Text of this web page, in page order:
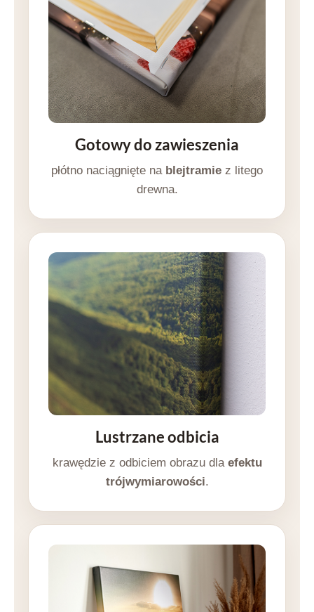
Gotowy do zawieszenia
płótno naciągnięte na blejtramie z litego
drewna.
Lustrzane odbicia
krawędzie z odbiciem obrazu dla efektu
trójwymiarowości.